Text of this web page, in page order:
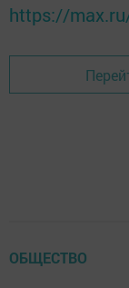
https://
ОБЩЕСТВО